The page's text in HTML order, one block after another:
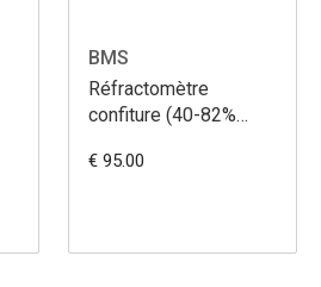
BMS
Réfractomètre
confiture (40-82%
€ 95.00